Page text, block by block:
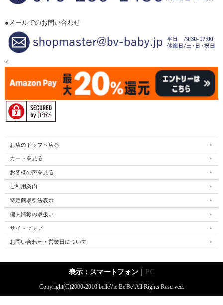
●メールでのお問い合わせ
<
お店のトップへ戻る
カートを見る
お客様の声を見る
ご利用案内
特定商取引法表示
個人情報の取扱い
サイトマップ
お問い合わせ・営業日について
表示：スマートフォン｜ PC
Copyright(C)2000-2010 belleVie Be'Be' All Rights Reserved.